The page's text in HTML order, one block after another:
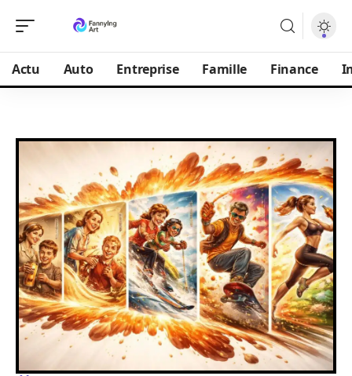
Actu Auto Entreprise Famille Finance